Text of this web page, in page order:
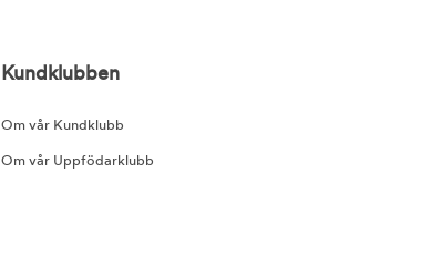
Kundklubben
Om vår Kundklubb
Om vår Uppfödarklubb